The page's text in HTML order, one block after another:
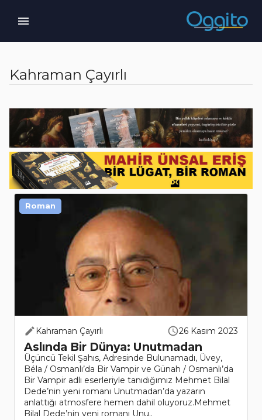
Kahraman Çayırlı
Kahraman Çayırlı 26 Kasım 2023
Aslında Bir Dünya: Unutmadan
Üçüncü Tekil Şahıs, Adresinde Bulunamadı, Üvey,
Béla / Osmanlı’da Bir Vampir ve Günah / Osmanlı’da
Bir Vampir adlı eserleriyle tanıdığımız Mehmet Bilal
Dede’nin yeni romanı Unutmadan’da yazarın
anlattığı atmosfere hemen dahil oluyoruz.Mehmet
Bilal Dede’nin yeni romanı Unu..
Roman